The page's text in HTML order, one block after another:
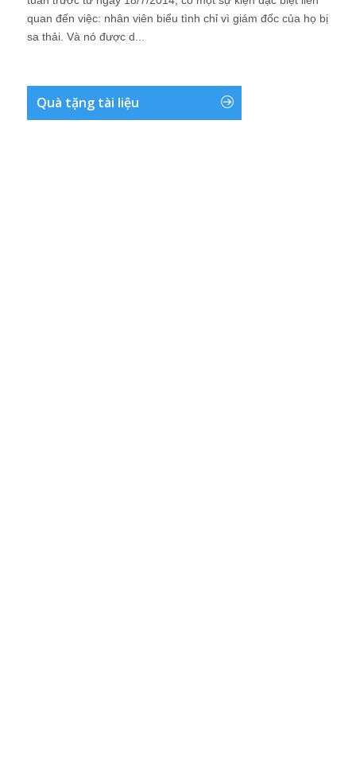
quan đến việc: nhân viên biểu tình chỉ vì giám đốc của họ bị
sa thải. Và nó được d...
Quà tặng tài liệu